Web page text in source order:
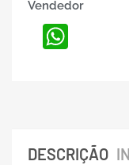
Vendedor
DESCRIÇÃO